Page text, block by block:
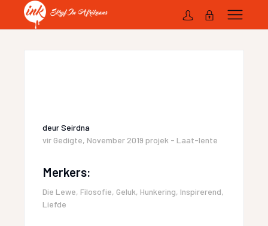
deurSeirdna
vir Gedigte, November 2019 projek - Laat-lente
Merkers:
Die Lewe, Filosofie, Geluk, Hunkering, Inspirerend,
Liefde